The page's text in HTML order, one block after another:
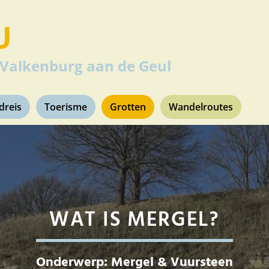
aan de Geul
Toerisme Grotten Wandelroutes
WAT IS MERGEL?
Onderwerp:Mergel&Vuursteen